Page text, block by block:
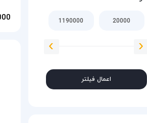
اعمال فیلتر